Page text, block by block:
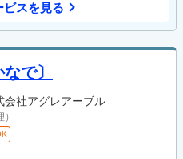
ビスを見る
で〕
会社アグレアーブル